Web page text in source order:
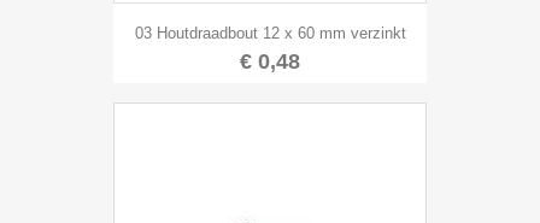
03 Houtdraadbout 12 x 60 mm verzinkt
€ 0,48